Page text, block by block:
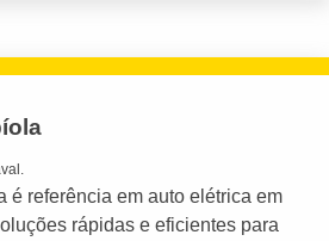
é referência em auto elétrica em
rápidas e eficientes para